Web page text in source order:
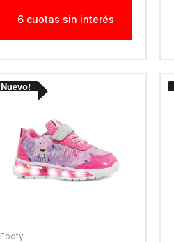
6 cuotas sin interés
Footy